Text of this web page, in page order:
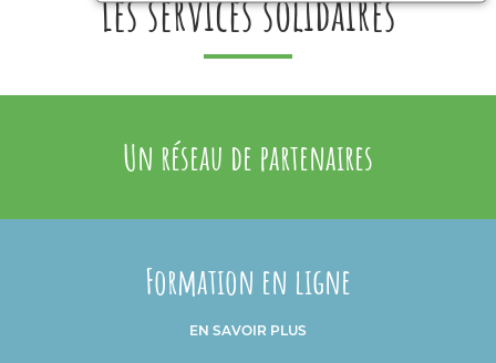
Les services solidaires
Un réseau de partenaires
Formation en ligne
EN SAVOIR PLUS